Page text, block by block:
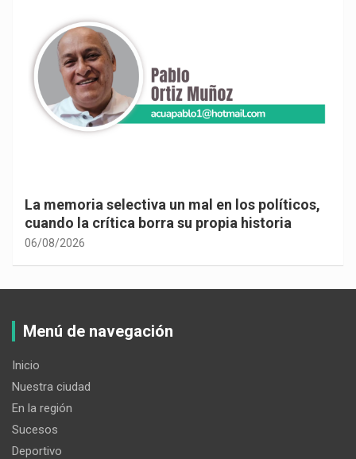
La memoria selectiva un mal en los políticos,
cuando la crítica borra su propia historia
06/08/2026
Menú de navegación
Inicio
Nuestra ciudad
En la región
Sucesos
Deportivo